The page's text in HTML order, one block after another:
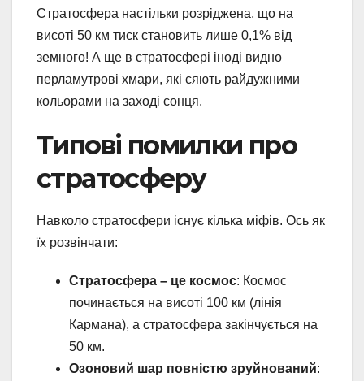
Стратосфера настільки розріджена, що на
висоті 50 км тиск становить лише 0,1% від
земного! А ще в стратосфері іноді видно
перламутрові хмари, які сяють райдужними
кольорами на заході сонця.
Типові помилки про
стратосферу
Навколо стратосфери існує кілька міфів. Ось як
їх розвінчати:
Стратосфера – це космос: Космос
починається на висоті 100 км (лінія
Кармана), а стратосфера закінчується на
50 км.
Озоновий шар повністю зруйнований: